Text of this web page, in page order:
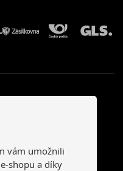
vám umožnili
shopu a díky